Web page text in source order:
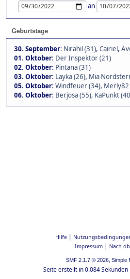
an
Geburtstage
30. September: Nirahil (31), Cairiel,
01. Oktober: Der Inspektor (21)
02. Oktober: Pintana (31)
03. Oktober: Layka (26), Mia
05. Oktober: Windfeuer (34), Merly82
06. Oktober: Berjosa (55), KaPunkt
Hilfe|
Impressum| Nach
SMF 2.1.7 © 2026, Simple
Seite erstellt in 0.084